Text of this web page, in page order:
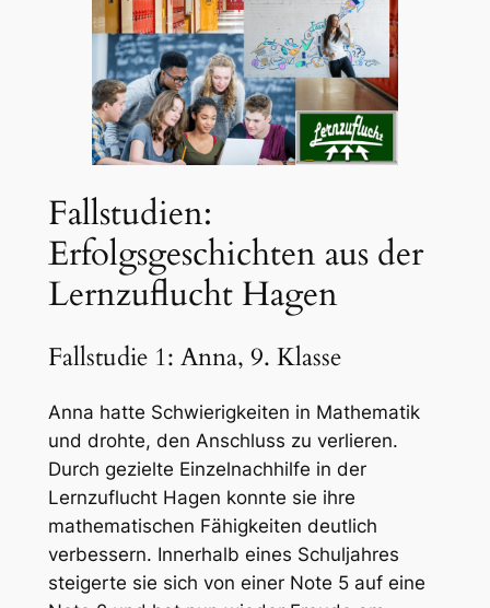
Fallstudien:
Erfolgsgeschichten aus der
Lernzuflucht Hagen
Fallstudie 1: Anna, 9. Klasse
Anna hatte Schwierigkeiten in Mathematik
und drohte, den Anschluss zu verlieren.
Durch gezielte Einzelnachhilfe in der
Lernzuflucht Hagen konnte sie ihre
mathematischen Fähigkeiten deutlich
verbessern. Innerhalb eines Schuljahres
steigerte sie sich von einer Note 5 auf eine